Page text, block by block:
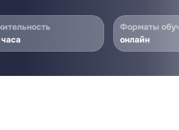
Форматы
онлайн